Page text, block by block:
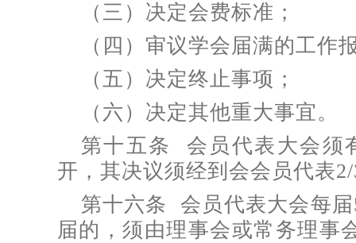
（三）决定会费标准；
（四）审议学会届满的工作
（五）决定终止事项；
（六）决定其他重大事宜。
第十五条 会员代表大会须
开，其决议须经到会会员代表
第十六条 会员代表大会每
届的，须由理事会或常务理事